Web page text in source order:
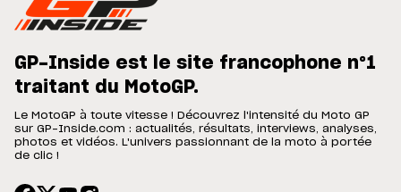
GP-Inside est le site francophone n°1
traitant du MotoGP.
Le MotoGP à toute vitesse ! Découvrez l'intensité du Moto GP
sur GP-Inside.com : actualités, résultats, interviews, analyses,
photos et vidéos. L'univers passionnant de la moto à portée
de clic !